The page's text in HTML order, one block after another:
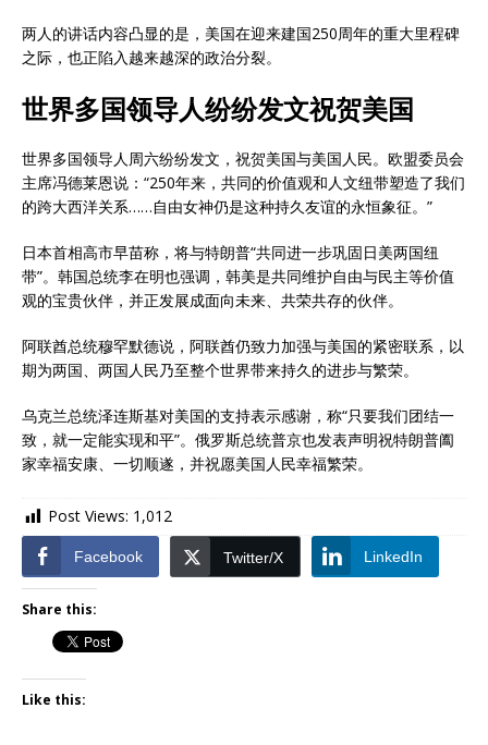
两人的讲话内容凸显的是，美国在迎来建国250周年的重大里程碑
之际，也正陷入越来越深的政治分裂。
世界多国领导人纷纷发文祝贺美国
世界多国领导人周六纷纷发文，祝贺美国与美国人民。欧盟委员会
主席冯德莱恩说：“250年来，共同的价值观和人文纽带塑造了我们
的跨大西洋关系……自由女神仍是这种持久友谊的永恒象征。”
日本首相高市早苗称，将与特朗普“共同进一步巩固日美两国纽
带”。韩国总统李在明也强调，韩美是共同维护自由与民主等价值
观的宝贵伙伴，并正发展成面向未来、共荣共存的伙伴。
阿联酋总统穆罕默德说，阿联酋仍致力加强与美国的紧密联系，以
期为两国、两国人民乃至整个世界带来持久的进步与繁荣。
乌克兰总统泽连斯基对美国的支持表示感谢，称“只要我们团结一
致，就一定能实现和平”。俄罗斯总统普京也发表声明祝特朗普阖
家幸福安康、一切顺遂，并祝愿美国人民幸福繁荣。
Post Views: 1,012
Facebook Twitter/X LinkedIn
Share this:
Like this: